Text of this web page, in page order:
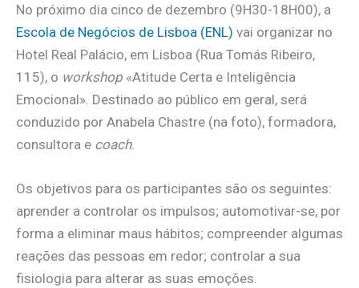
No próximo dia cinco de dezembro (9H30-18H00), a
Escola de Negócios de Lisboa (ENL) vai organizar no
Hotel Real Palácio, em Lisboa (Rua Tomás Ribeiro,
115), o workshop «Atitude Certa e Inteligência
Emocional». Destinado ao público em geral, será
conduzido por Anabela Chastre (na foto), formadora,
consultora e coach.
Os objetivos para os participantes são os seguintes:
aprender a controlar os impulsos; automotivar-se, por
forma a eliminar maus hábitos; compreender algumas
reações das pessoas em redor; controlar a sua
fisiologia para alterar as suas emoções.